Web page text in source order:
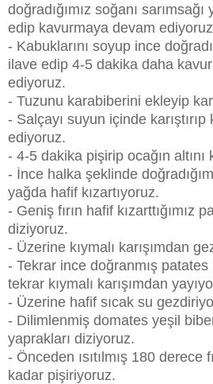
doğradığımız soğanı
edip kavurmaya devam
- Kabuklarını soyup ince
ilave edip 4-5 dakika daha
ediyoruz.
- Tuzunu karabiberini ekleyip
- Salçayı suyun içinde karıştırıp
ediyoruz.
- 4-5 dakika pişirip ocağın altını
- İnce halka şeklinde
yağda hafif kızartıyoruz.
- Geniş fırın hafif kızarttığımız
diziyoruz.
- Üzerine kıymalı karışımdan
- Tekrar ince doğranmış
tekrar kıymalı karışımdan
- Üzerine hafif sıcak su
- Dilimlenmiş domates yeşil
yaprakları diziyoruz.
- Önceden ısıtılmış 180 derece
kadar pişiriyoruz.